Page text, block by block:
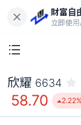
財富自
立即使
欣耀 6634
58.70 2.22%